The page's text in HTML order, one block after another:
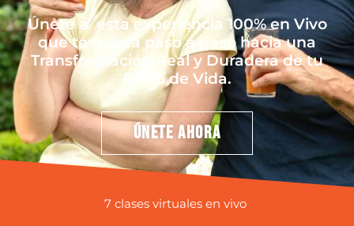
Únete a esta experiencia 100% en Vivo
que te guiará paso a paso hacia una
Transformación Real y Duradera de tu
Estilo de Vida.
Únete Ahora
7 clases virtuales en vivo